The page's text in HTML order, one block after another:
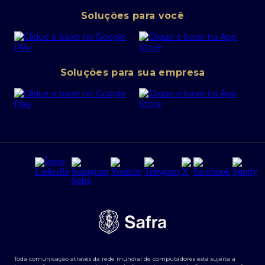
Canal de denúncias
Política de Segurança Cibernética
Portal da Privacidade
PRSAC
Regras e Parâmetros de Atuação Banco Safra
Segurança da Informação
Tarifas e serviços Pessoa Física
Transparência de remuneração
Abra sua conta PJ
SafraPay
Cartão Safra Empresas
Empréstimo e financiamentos PJ
Derivativos
Agronegócios
Soluções para você
Soluções para sua empresa
Toda comunicação através da rede mundial de computadores está sujeita a